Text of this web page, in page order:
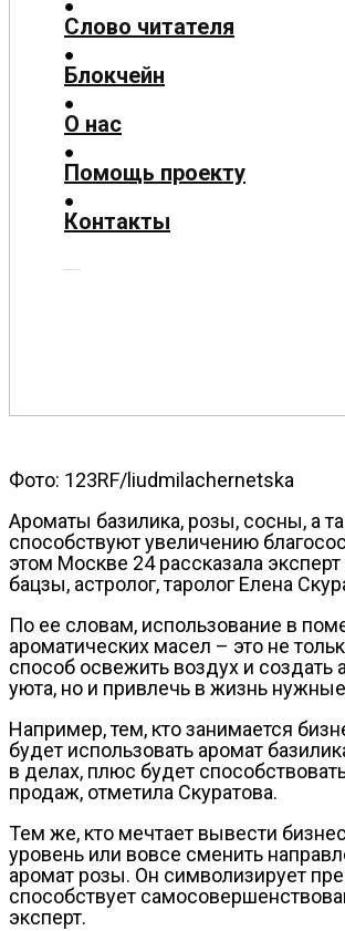
Культура
Экономика
Слово
Блокчейн
О
Слово читателя
Блокчейн
О нас
Помощь проекту
Контакты
Фото: 123RF/liudmilachernetska
Ароматы базилика, розы, сосны, а
способствуют увеличению
этом Москве 24 рассказала
бацзы, астролог, таролог Елена
По ее словам, использование в
ароматических масел – это не
способ освежить воздух и создать
уюта, но и привлечь в жизнь
Например, тем, кто занимается
будет использовать аромат
в делах, плюс будет
продаж, отметила Скуратова.
Тем же, кто мечтает вывести
уровень или вовсе сменить
аромат розы. Он символизирует
способствует
эксперт.